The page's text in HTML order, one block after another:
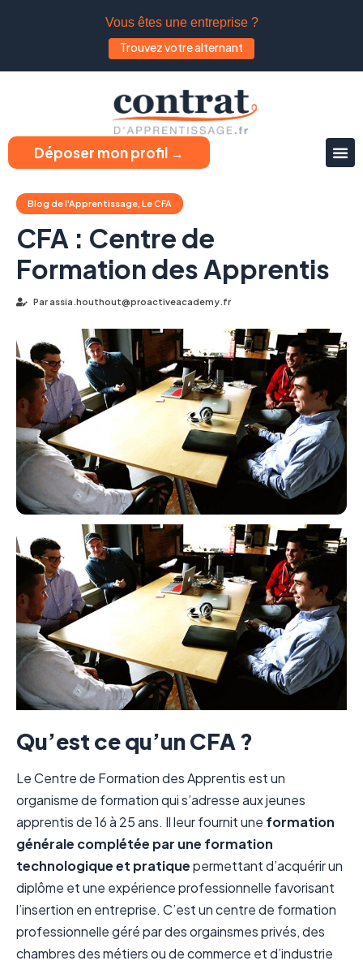
Vous êtes une entreprise ?
Trouvez votre alternant
Déposer mon profil →
Blog de l'Apprentissage, Le CFA
CFA : Centre de
Formation des Apprentis
Parassia.houthout@proactiveacademy.fr
Qu’est ce qu’un CFA ?
Le Centre de Formation des Apprentis est un
organisme de formation qui s’adresse aux jeunes
apprentis de 16 à 25 ans. Il leur fournit une formation
générale complétée par une formation
technologique et pratiquepermettant d’acquérir un
diplôme et une expérience professionnelle favorisant
l’insertion en entreprise. C’est un centre de formation
professionnelle géré par des orgainsmes privés, des
chambres des métiers ou de commerce et d’industrie